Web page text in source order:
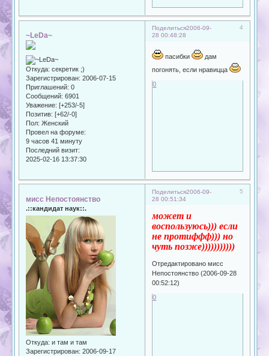
Поделиться 4
2006-09-
28 00:48:28
~LeDa~
Откуда: секретик ;)
Зарегистрирован: 2006-07-15
Приглашений: 0
Сообщений: 6901
Уважение: [+253/-5]
Позитив: [+62/-0]
Пол: Женский
Провел на форуме:
9 часов 41 минуту
Последний визит:
2025-02-16 13:37:30
пасибки
дам
погонять, если нравицца
0
Поделиться 5
2006-09-
28 00:51:34
мисс Непостоянство
.::кандидат наук::.
Откуда: и там и там
Зарегистрирован: 2006-09-17
может и
воспользуюсь))) если
не протиффф))) но
чуть позже)))))))))))
Отредактировано мисс
Непостоянство (2006-09-28
00:52:12)
0